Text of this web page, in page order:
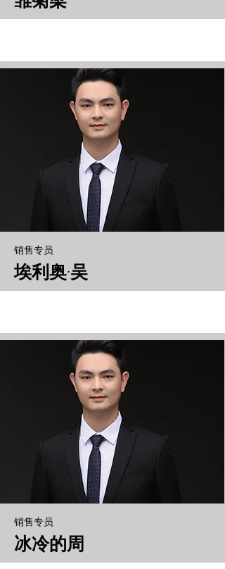
销售专员
埃利奥·吴
销售专员
冰冷的周